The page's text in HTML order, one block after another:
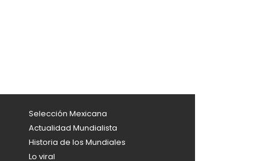
Selección Mexicana
Actualidad Mundialista
Historia de los Mundiales
Lo viral